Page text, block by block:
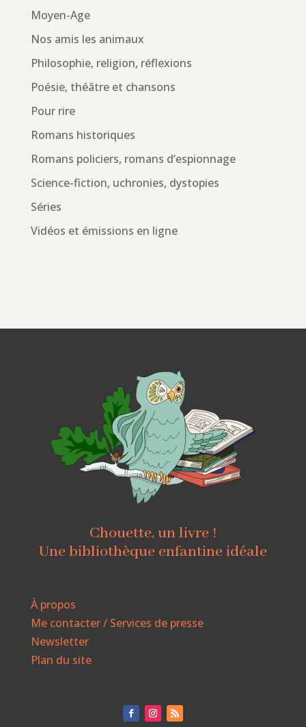
Moyen-Age
Nos amis les animaux
Philosophie, religion, réflexions
Poésie, théâtre et chansons
Pour rire
Romans historiques
Romans policiers, romans d’espionnage
Science-fiction, uchronies, dystopies
Séries
Vidéos et émissions en ligne
Chouette, un livre !
Une bibliothèque enfantine idéale
À propos
Me contacter / Services de presse
Newsletter
Plan du site